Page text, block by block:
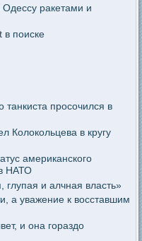
ракетами и
в поиске
танкиста просочился в
Колокольцева в кругу
американского
НАТО
и алчная власть»
а уважение к восставшим
и она гораздо